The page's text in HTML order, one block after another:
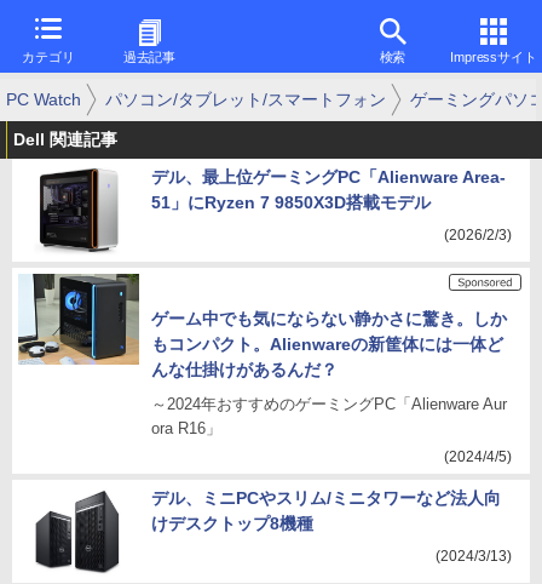
カテゴリ 過去記事 検索 Impressサイト
PC Watch パソコン/タブレット/スマートフォン ゲーミングパソ
Dell 関連記事
デル、最上位ゲーミングPC「Alienware Area-
51」にRyzen 7 9850X3D搭載モデル
(2026/2/3)
ゲーム中でも気にならない静かさに驚き。しか
もコンパクト。Alienwareの新筐体には一体ど
んな仕掛けがあるんだ？
～2024年おすすめのゲーミングPC「Alienware Aur
ora R16」
(2024/4/5)
デル、ミニPCやスリム/ミニタワーなど法人向
けデスクトップ8機種
(2024/3/13)